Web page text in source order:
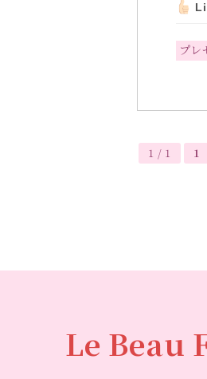
プレ
1 / 1 1
Le Beau